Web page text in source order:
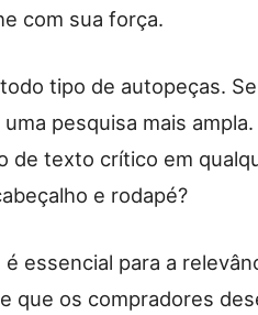
com sua força.
tipo de autopeças.
pesquisa mais ampla.
de texto crítico em
e rodapé?
essencial para a
que os compradores